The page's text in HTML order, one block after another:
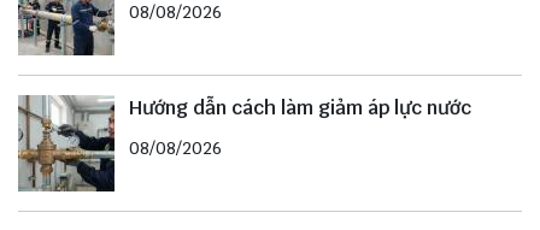
08/08/2026
Hướng dẫn cách làm giảm áp lực nước
08/08/2026